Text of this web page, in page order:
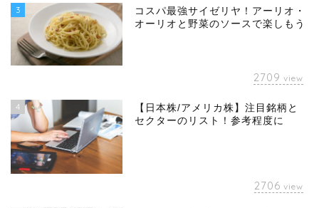
3
コスパ最強サイゼリヤ！アーリオ・
オーリオと野菜のソースで楽しもう
2709 view
4
【日本株/アメリカ株】注目銘柄と
セクターのリスト！参考程度に
2706 view